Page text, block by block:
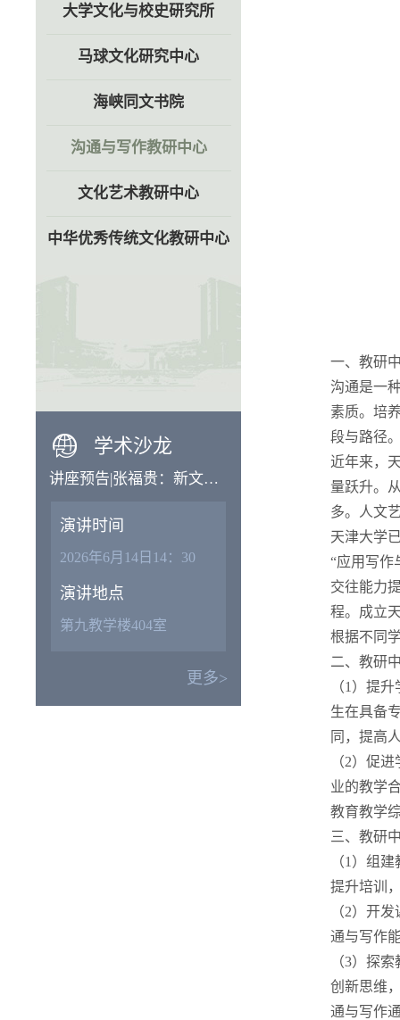
一、教研
沟通是一
素质。培
段与路径
近年来，
量跃升。
多。人文
天津大学
“应用写作
交往能力
程。成立
根据不同
二、教研
（1）提
生在具备
同，提高
（2）促
业的教学
教育教学
三、教研
（1）组
提升培训
（2）开
通与写作
（3）探
创新思维
通与写作
大学文化与校史研究所
马球文化研究中心
海峡同文书院
沟通与写作教研中心
文化艺术教研中心
中华优秀传统文化教研中心
学术沙龙
讲座预告|张福贵：新文科
关问题
演讲时间
2026年6月14日14：30
演讲地点
第九教学楼404室
更多>